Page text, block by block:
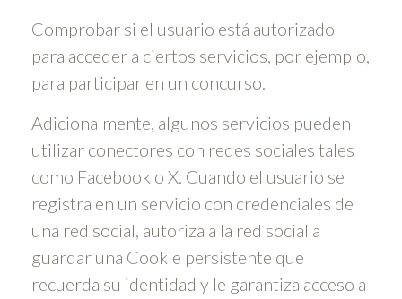
Comprobar si el usuario está autorizado
para acceder a ciertos servicios, por ejemplo,
para participar en un concurso.
Adicionalmente, algunos servicios pueden
utilizar conectores con redes sociales tales
como Facebook o X. Cuando el usuario se
registra en un servicio con credenciales de
una red social, autoriza a la red social a
guardar una Cookie persistente que
recuerda su identidad y le garantiza acceso a